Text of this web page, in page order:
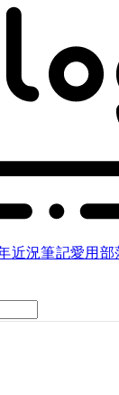
近況筆記愛用 部